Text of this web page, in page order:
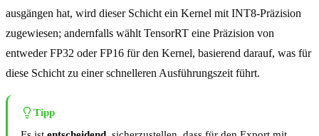
ausgängen hat, wird dieser Schicht ein Kernel mit INT8-Präzision
zugewiesen; andernfalls wählt TensorRT eine Präzision von
entweder FP32 oder FP16 für den Kernel, basierend darauf, was für
diese Schicht zu einer schnelleren Ausführungszeit führt.
Tipp